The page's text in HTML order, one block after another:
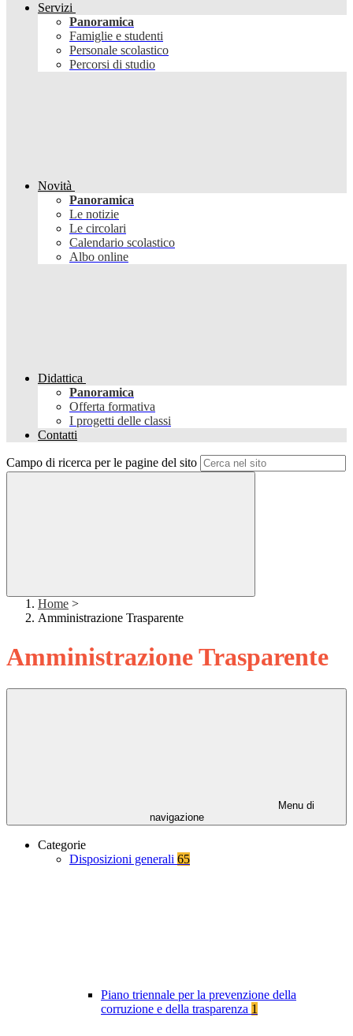
Servizi
Panoramica
Famiglie e studenti
Personale scolastico
Percorsi di studio
Novità
Panoramica
Le notizie
Le circolari
Calendario scolastico
Albo online
Didattica
Panoramica
Offerta formativa
I progetti delle classi
Contatti
Campo di ricerca per le pagine del sito
Home >
Amministrazione Trasparente
Amministrazione Trasparente
Menu di
navigazione
Categorie
Disposizioni generali 65
Piano triennale per la prevenzione della
corruzione e della trasparenza 1